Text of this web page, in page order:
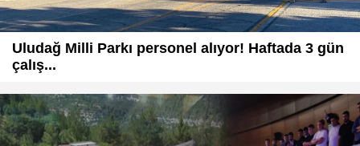
Uludağ Milli Parkı personel alıyor! Haftada 3 gün
çalış...